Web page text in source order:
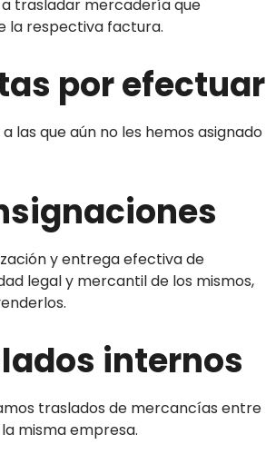
a trasladar mercadería que
la respectiva factura.
por efectuar
las que aún no les hemos asignado
y entrega efectiva de
legal y mercantil de los mismos,
internos
traslados de mercancías entre
misma empresa.